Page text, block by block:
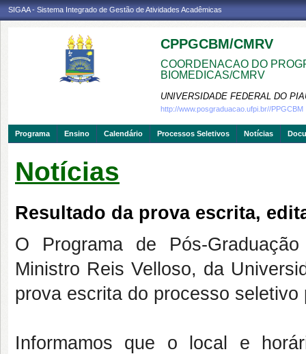
SIGAA - Sistema Integrado de Gestão de Atividades Acadêmicas
CPPGCBM/CMRV
COORDENACAO DO
BIOMEDICAS/CMRV
UNIVERSIDADE FEDERAL DO
http://www.posgraduacao.ufpi.br//PPGCBM
Programa Ensino Calendário Processos Seletivos Notícias
Notícias
Resultado da prova escrita,
O Programa de Pós-
Ministro Reis Velloso, da
prova escrita do processo
Informamos que o local e